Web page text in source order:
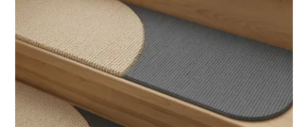
Een goede trapmat transformeert je trap van een
potentieel gevaar naar een veilige, stijlvolle
verbinding tussen verdiepingen. De juiste keuze
voorkomt ongelukken, beschermt je investering en
voegt karakter toe aan je interieur.